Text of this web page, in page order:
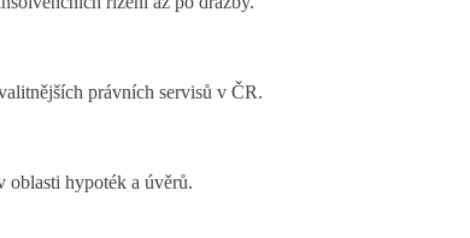
právních servisů v ČR.
oblasti hypoték a úvěrů.